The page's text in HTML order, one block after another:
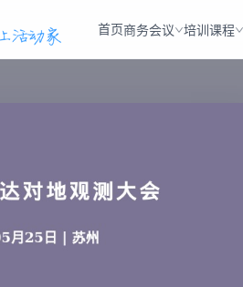
首页商务会议 培训课程